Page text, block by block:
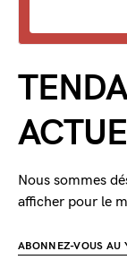
Nous sommes
afficher pour le
ABONNEZ-VOUS AU